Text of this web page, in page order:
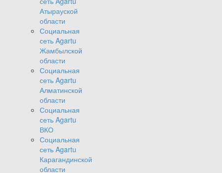
Атырауской
области
Социальная
сеть Agartu
Жамбылской
области
Социальная
сеть Agartu
Алматинской
области
Социальная
сеть Agartu
ВКО
Социальная
сеть Agartu
Карагандинской
области